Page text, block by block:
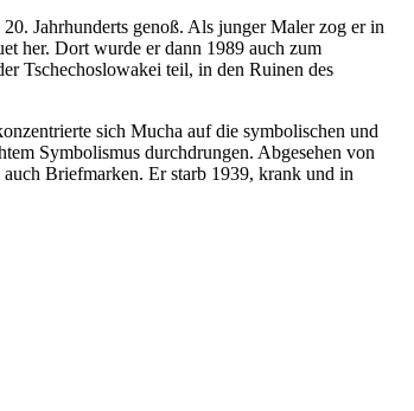
Jahrhunderts genoß. Als junger Maler zog er in
her. Dort wurde er dann 1989 auch zum
Tschechoslowakei teil, in den Ruinen des
sich Mucha auf die symbolischen und
Symbolismus durchdrungen. Abgesehen von
Briefmarken. Er starb 1939, krank und in